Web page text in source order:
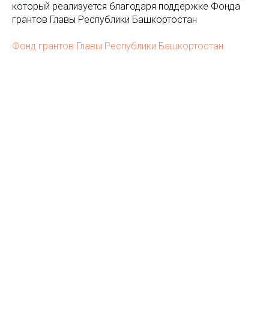
который реализуется благодаря поддержке Фонда
грантов Главы Республики Башкортостан
Фонд грантов Главы Республики Башкортостан